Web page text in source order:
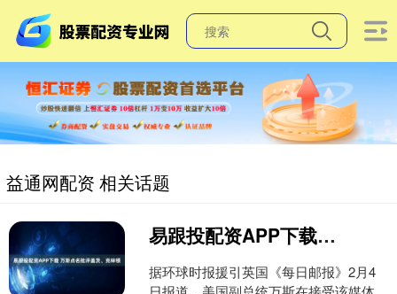
益通网配资 相关话题
易跟投配资APP下载 万斯点名批评盖茨、克林顿
据环球时报援引英国《每日邮报》2月4